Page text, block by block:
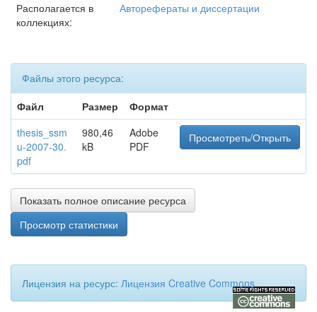
Располагается в
коллекциях:
Авторефераты и диссертации
Файлы этого ресурса:
Файл
Размер
Формат
thesis_ssm
u-2007-30.
pdf
980,46
kB
Adobe
PDF
Просмотреть/Открыть
Показать полное описание ресурса
Просмотр статистики
Лицензия на ресурс: Лицензия Creative Commons